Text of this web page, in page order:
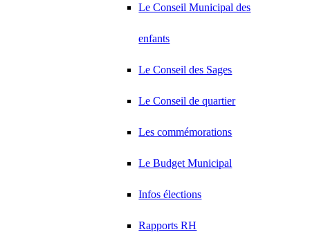
Le Conseil Municipal des
enfants
Le Conseil des Sages
Le Conseil de quartier
Les commémorations
Le Budget Municipal
Infos élections
Rapports RH